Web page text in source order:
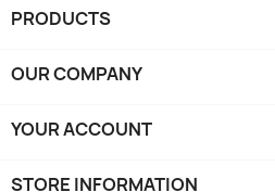
PRODUCTS
OUR COMPANY
YOUR ACCOUNT
STORE INFORMATION